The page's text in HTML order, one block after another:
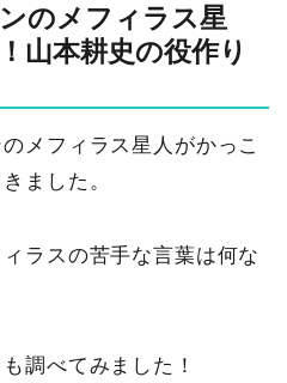
のメフィラス星
山本耕史の役作り
メフィラス星人がかっこ
ました。
ラスの苦手な言葉は何な
調べてみました！